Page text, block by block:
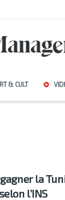
& CULT
la
l’INS